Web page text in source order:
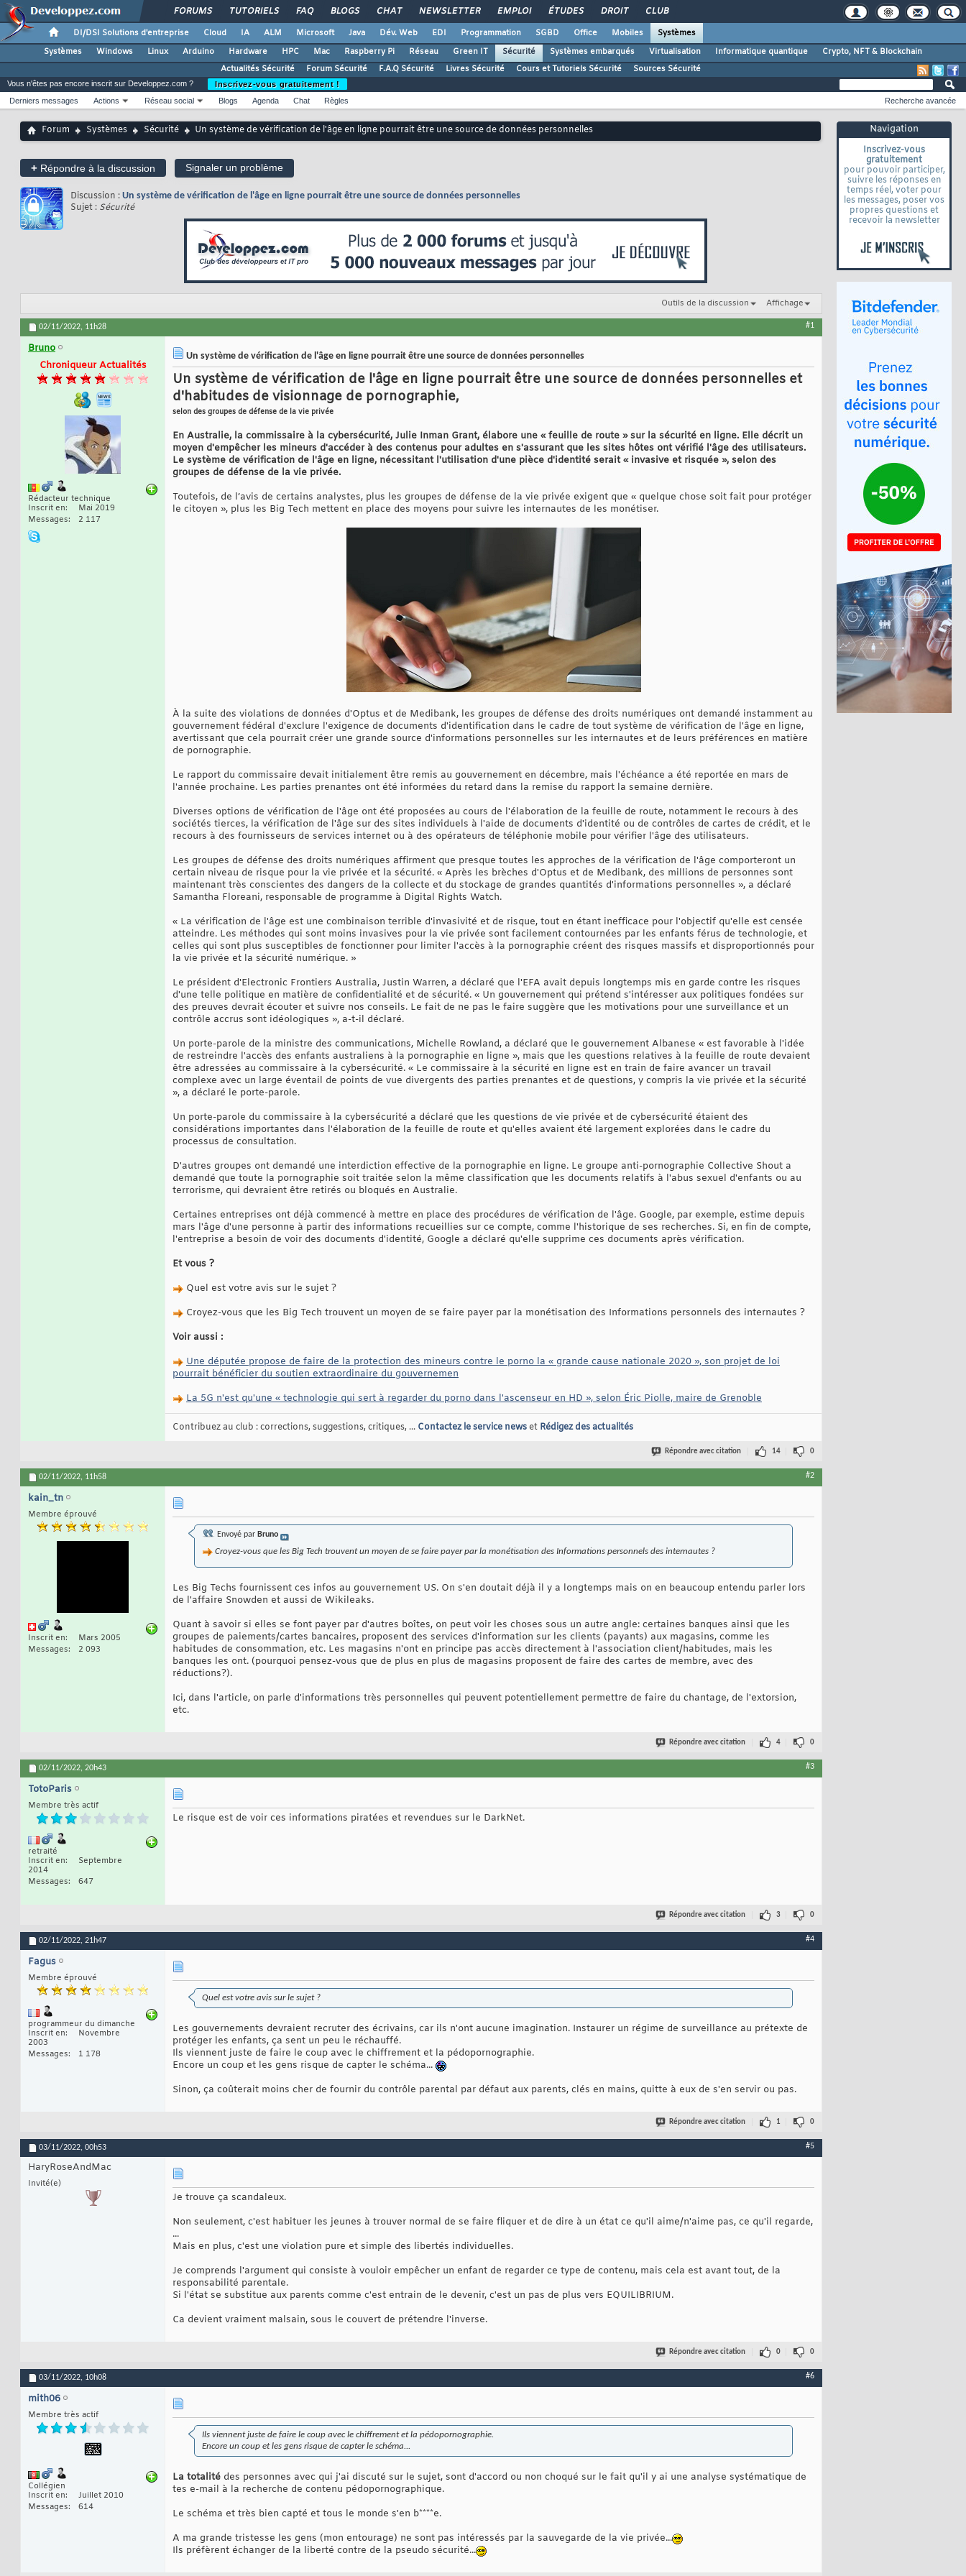
FORUMS TUTORIELS FAQ BLOGS CHAT NEWSLETTER EMPLOI ÉTUDES DROIT CLUB
DI/DSI Solutions d'entreprise Cloud IA ALM Microsoft Java Dév. Web EDI Programmation SGBD Office Mobiles
Systèmes
Systèmes
Windows Linux Arduino Hardware HPC Mac Raspberry Pi Réseau Green IT Sécurité Systèmes embarqués Virtualisation Informatique quantique
Crypto, NFT & Blockchain
Actualités Sécurité
Forum Sécurité F.A.Q Sécurité Livres Sécurité Cours et Tutoriels Sécurité Sources Sécurité
Navigation
Inscrivez-vous
gratuitement
pour pouvoir participer,
suivre les réponses en
temps réel, voter pour
les messages, poser vos
propres questions et
recevoir la newsletter
Vous n'êtes pas encore inscrit sur Developpez.com ?
Inscrivez-vous gratuitement !
Derniers messages
Actions Réseau social Blogs Agenda Chat Règles Recherche avancée
Forum Systèmes Sécurité Un système de vérification de l'âge en ligne pourrait être une source de données personnelles
+ Répondre à la discussion Signaler un problème
Discussion : Un système de vérification de l'âge en ligne pourrait être une source de données personnelles
Sujet : Sécurité
Outils de la discussion Affichage
02/11/2022, 11h28 #1
Bruno
Chroniqueur Actualités
Rédacteur technique
Inscrit en
Mai 2019
Messages
2 117
Un système de vérification de l'âge en ligne pourrait être une source de données personnelles
Un système de vérification de l'âge en ligne pourrait être une source de données personnelles et
d'habitudes de visionnage de pornographie,
selon des groupes de défense de la vie privée
En Australie, la commissaire à la cybersécurité, Julie Inman Grant, élabore une « feuille de route » sur la sécurité en ligne. Elle décrit un
moyen d'empêcher les mineurs d'accéder à des contenus pour adultes en s'assurant que les sites hôtes ont vérifié l'âge des utilisateurs.
Le système de vérification de l'âge en ligne, nécessitant l'utilisation d'une pièce d'identité serait « invasive et risquée », selon des
groupes de défense de la vie privée.
Toutefois, de l’avis de certains analystes, plus les groupes de défense de la vie privée exigent que « quelque chose soit fait pour protéger
le citoyen », plus les Big Tech mettent en place des moyens pour suivre les internautes de les monétiser.
À la suite des violations de données d'Optus et de Medibank, les groupes de défense des droits numériques ont demandé instamment au
gouvernement fédéral d'exclure l'exigence de documents d'identification dans le cadre de tout système de vérification de l'âge en ligne,
avertissant que cela pourrait créer une grande source d'informations personnelles sur les internautes et de leurs préférences en matière
de pornographie.
Le rapport du commissaire devait initialement être remis au gouvernement en décembre, mais l'échéance a été reportée en mars de
l'année prochaine. Les parties prenantes ont été informées du retard dans la remise du rapport la semaine dernière.
Diverses options de vérification de l'âge ont été proposées au cours de l'élaboration de la feuille de route, notamment le recours à des
sociétés tierces, la vérification de l'âge sur des sites individuels à l'aide de documents d'identité ou de contrôles de cartes de crédit, et le
recours à des fournisseurs de services internet ou à des opérateurs de téléphonie mobile pour vérifier l'âge des utilisateurs.
Les groupes de défense des droits numériques affirment que presque toutes les approches de la vérification de l'âge comporteront un
certain niveau de risque pour la vie privée et la sécurité. « Après les brèches d'Optus et de Medibank, des millions de personnes sont
maintenant très conscientes des dangers de la collecte et du stockage de grandes quantités d'informations personnelles », a déclaré
Samantha Floreani, responsable de programme à Digital Rights Watch.
« La vérification de l'âge est une combinaison terrible d'invasivité et de risque, tout en étant inefficace pour l'objectif qu'elle est censée
atteindre. Les méthodes qui sont moins invasives pour la vie privée sont facilement contournées par les enfants férus de technologie, et
celles qui sont plus susceptibles de fonctionner pour limiter l'accès à la pornographie créent des risques massifs et disproportionnés pour
la vie privée et la sécurité numérique. »
Le président d'Electronic Frontiers Australia, Justin Warren, a déclaré que l'EFA avait depuis longtemps mis en garde contre les risques
d'une telle politique en matière de confidentialité et de sécurité. « Un gouvernement qui prétend s'intéresser aux politiques fondées sur
des preuves devrait écouter et suivre nos conseils. Le fait de ne pas le faire suggère que les motivations pour une surveillance et un
contrôle accrus sont idéologiques », a-t-il déclaré.
Un porte-parole de la ministre des communications, Michelle Rowland, a déclaré que le gouvernement Albanese « est favorable à l'idée
de restreindre l'accès des enfants australiens à la pornographie en ligne », mais que les questions relatives à la feuille de route devaient
être adressées au commissaire à la cybersécurité. « Le commissaire à la sécurité en ligne est en train de faire avancer un travail
complexe avec un large éventail de points de vue divergents des parties prenantes et de questions, y compris la vie privée et la sécurité
», a déclaré le porte-parole.
Un porte-parole du commissaire à la cybersécurité a déclaré que les questions de vie privée et de cybersécurité étaient des
considérations importantes dans l'élaboration de la feuille de route et qu'elles avaient été largement explorées dans le cadre du
processus de consultation.
D'autres groupes ont demandé une interdiction effective de la pornographie en ligne. Le groupe anti-pornographie Collective Shout a
demandé que toute la pornographie soit traitée selon la même classification que les documents relatifs à l'abus sexuel d'enfants ou au
terrorisme, qui devraient être retirés ou bloqués en Australie.
Certaines entreprises ont déjà commencé à mettre en place des procédures de vérification de l'âge. Google, par exemple, estime depuis
mars l'âge d'une personne à partir des informations recueillies sur ce compte, comme l'historique de ses recherches. Si, en fin de compte,
l'entreprise a besoin de voir des documents d'identité, Google a déclaré qu'elle supprime ces documents après vérification.
Et vous ?
Quel est votre avis sur le sujet ?
Croyez-vous que les Big Tech trouvent un moyen de se faire payer par la monétisation des Informations personnels des internautes ?
Voir aussi :
Une députée propose de faire de la protection des mineurs contre le porno la « grande cause nationale 2020 », son projet de loi
pourrait bénéficier du soutien extraordinaire du gouvernemen
La 5G n'est qu'une « technologie qui sert à regarder du porno dans l'ascenseur en HD », selon Éric Piolle, maire de Grenoble
Contribuez au club : corrections, suggestions, critiques, ... Contactez le service newset Rédigez des actualités
Répondre avec citation 14 0
02/11/2022, 11h58 #2
kain_tn
Membre éprouvé
Inscrit en
Mars 2005
Messages
2 093
Envoyé par Bruno
Croyez-vous que les Big Tech trouvent un moyen de se faire payer par la monétisation des Informations personnels des internautes ?
Les Big Techs fournissent ces infos au gouvernement US. On s'en doutait déjà il y a longtemps mais on en beaucoup entendu parler lors
de l'affaire Snowden et aussi de Wikileaks.
Quant à savoir si elles se font payer par d'autres boîtes, on peut voir les choses sous un autre angle: certaines banques ainsi que les
groupes de paiements/cartes bancaires, proposent des services d'information sur les clients (payants) aux magasins, comme les
habitudes de consommation, etc. Les magasins n'ont en principe pas accès directement à l'association client/habitudes, mais les
banques les ont. (pourquoi pensez-vous que de plus en plus de magasins proposent de faire des cartes de membre, avec des
réductions?).
Ici, dans l'article, on parle d'informations très personnelles qui peuvent potentiellement permettre de faire du chantage, de l'extorsion,
etc.
Répondre avec citation 4 0
02/11/2022, 20h43 #3
TotoParis
Membre très actif
retraité
Inscrit en
Septembre
2014
Messages
647
Le risque est de voir ces informations piratées et revendues sur le DarkNet.
Répondre avec citation 3 0
02/11/2022, 21h47 #4
Fagus
Membre éprouvé
programmeur du dimanche
Inscrit en
Novembre
2003
Messages
1 178
Quel est votre avis sur le sujet ?
Les gouvernements devraient recruter des écrivains, car ils n'ont aucune imagination. Instaurer un régime de surveillance au prétexte de
protéger les enfants, ça sent un peu le réchauffé.
Ils viennent juste de faire le coup avec le chiffrement et la pédopornographie.
Encore un coup et les gens risque de capter le schéma...
Sinon, ça coûterait moins cher de fournir du contrôle parental par défaut aux parents, clés en mains, quitte à eux de s'en servir ou pas.
Répondre avec citation 1 0
03/11/2022, 00h53 #5
HaryRoseAndMac
Invité(e)
Je trouve ça scandaleux.
Non seulement, c'est habituer les jeunes à trouver normal de se faire fliquer et de dire à un état ce qu'il aime/n'aime pas, ce qu'il regarde,
...
Mais en plus, c'est une violation pure et simple des libertés individuelles.
Je comprends l'argument qui consiste à vouloir empêcher un enfant de regarder ce type de contenu, mais cela est avant tout, de la
responsabilité parentale.
Si l'état se substitue aux parents comme c'est entrain de le devenir, c'est un pas de plus vers EQUILIBRIUM.
Ca devient vraiment malsain, sous le couvert de prétendre l'inverse.
Répondre avec citation 0 0
03/11/2022, 10h08 #6
mith06
Membre très actif
Collégien
Inscrit en
Juillet 2010
Messages
614
Ils viennent juste de faire le coup avec le chiffrement et la pédopornographie.
Encore un coup et les gens risque de capter le schéma...
La totalité des personnes avec qui j'ai discuté sur le sujet, sont d'accord ou non choqué sur le fait qu'il y ai une analyse systématique de
tes e-mail à la recherche de contenu pédopornographique.
Le schéma et très bien capté et tous le monde s'en b****e.
A ma grande tristesse les gens (mon entourage) ne sont pas intéressés par la sauvegarde de la vie privée...
Ils préfèrent échanger de la liberté contre de la pseudo sécurité...